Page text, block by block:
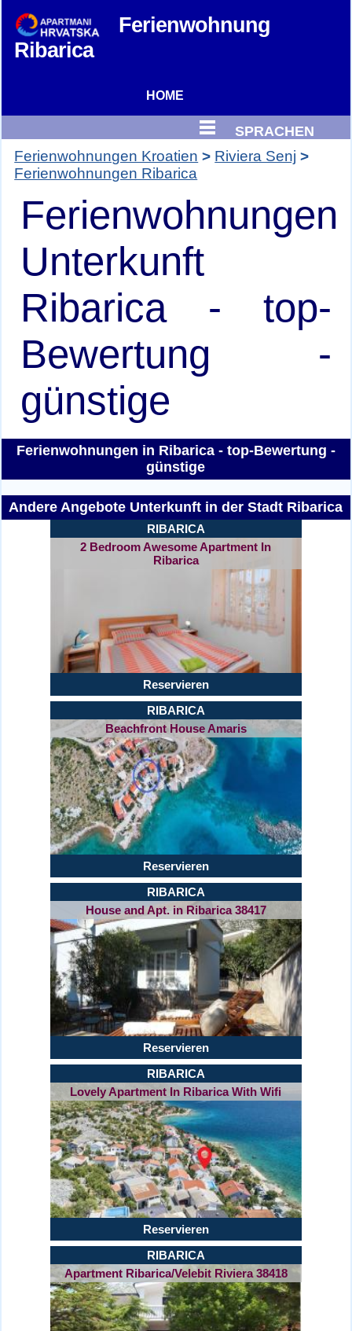
Ferienwohnung
Ribarica
HOME
SPRACHEN
Ferienwohnungen Kroatien
Riviera Senj
Ferienwohnungen Ribarica
Ferienwohnungen
Unterkunft
Ribarica - top-
Bewertung -
günstige
Ferienwohnungen in Ribarica - top-Bewertung -
günstige
Andere Angebote Unterkunft in der Stadt Ribarica
RIBARICA
2 Bedroom Awesome Apartment In
Ribarica
Reservieren
RIBARICA
Beachfront House Amaris
Reservieren
RIBARICA
House and Apt. in Ribarica 38417
Reservieren
RIBARICA
Lovely Apartment In Ribarica With Wifi
Reservieren
RIBARICA
Apartment Ribarica/Velebit Riviera 38418